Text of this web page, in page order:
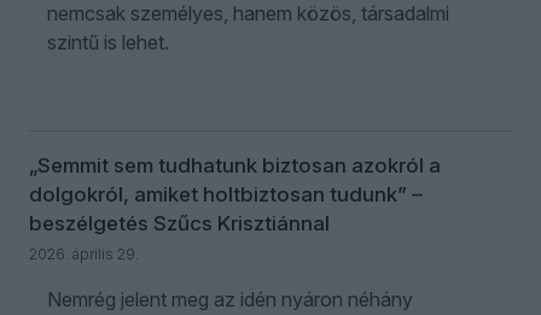
nemcsak személyes, hanem közös, társadalmi
szintű is lehet.
„Semmit sem tudhatunk biztosan azokról a
dolgokról, amiket holtbiztosan tudunk” –
beszélgetés Szűcs Krisztiánnal
2026. április 29.
Nemrég jelent meg az idén nyáron néhány